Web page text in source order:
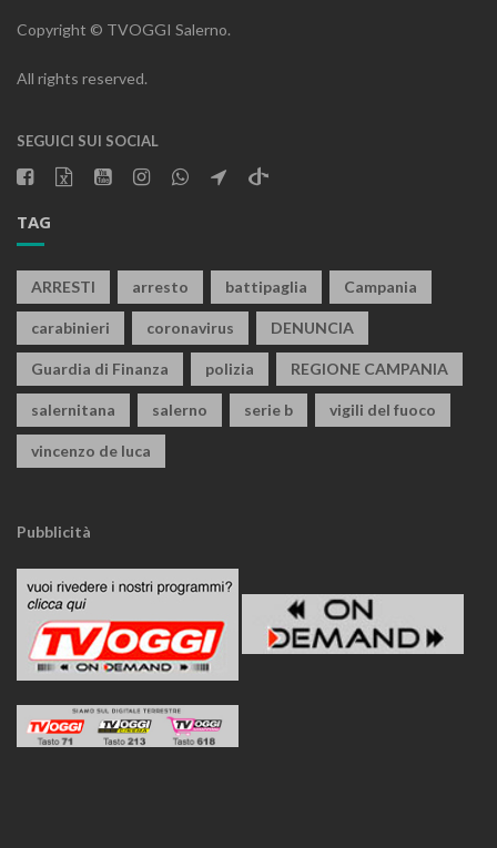
Copyright © TVOGGI Salerno.
All rights reserved.
SEGUICI SUI SOCIAL
TAG
ARRESTI arresto battipaglia Campania
carabinieri coronavirus DENUNCIA
Guardia di Finanza polizia REGIONE CAMPANIA
salernitana salerno serie b vigili del fuoco
vincenzo de luca
Pubblicità